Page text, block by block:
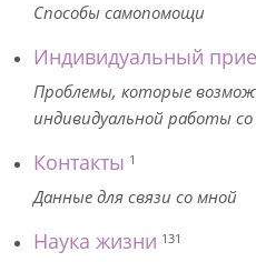
Способы самопомощи
Индивидуальный
Проблемы, которые
индивидуальной работы
Контакты 1
Данные для связи со мной
Наука жизни 131